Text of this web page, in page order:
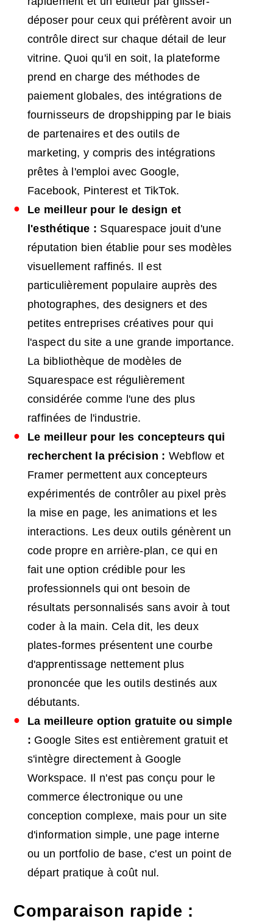
déposer pour ceux qui préfèrent avoir un
contrôle direct sur chaque détail de leur
vitrine. Quoi qu'il en soit, la plateforme
prend en charge des méthodes de
paiement globales, des intégrations de
fournisseurs de dropshipping par le biais
de partenaires et des outils de
marketing, y compris des intégrations
prêtes à l'emploi avec Google,
Facebook, Pinterest et TikTok.
Le meilleur pour le design et
l'esthétique : Squarespace jouit d'une
réputation bien établie pour ses modèles
visuellement raffinés. Il est
particulièrement populaire auprès des
photographes, des designers et des
petites entreprises créatives pour qui
l'aspect du site a une grande importance.
La bibliothèque de modèles de
Squarespace est régulièrement
considérée comme l'une des plus
raffinées de l'industrie.
Le meilleur pour les concepteurs qui
recherchent la précision : Webflow et
Framer permettent aux concepteurs
expérimentés de contrôler au pixel près
la mise en page, les animations et les
interactions. Les deux outils génèrent un
code propre en arrière-plan, ce qui en
fait une option crédible pour les
professionnels qui ont besoin de
résultats personnalisés sans avoir à tout
coder à la main. Cela dit, les deux
plates-formes présentent une courbe
d'apprentissage nettement plus
prononcée que les outils destinés aux
débutants.
La meilleure option gratuite ou simple
: Google Sites est entièrement gratuit et
s'intègre directement à Google
Workspace. Il n'est pas conçu pour le
commerce électronique ou une
conception complexe, mais pour un site
d'information simple, une page interne
ou un portfolio de base, c'est un point de
départ pratique à coût nul.
Comparaison rapide :